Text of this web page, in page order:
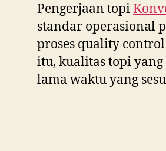
Pengerjaan topi
standar operasional
proses quality
itu, kualitas topi
lama waktu yang